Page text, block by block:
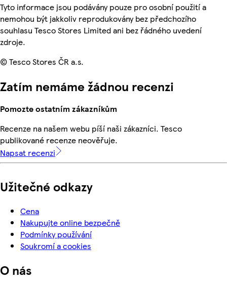
Tyto informace jsou podávány pouze pro osobní použití a
nemohou být jakkoliv reprodukovány bez předchozího
souhlasu Tesco Stores Limited ani bez řádného uvedení
zdroje.
© Tesco Stores ČR a.s.
Zatím nemáme žádnou recenzi
Pomozte ostatním zákazníkům
Recenze na našem webu píší naši zákazníci. Tesco
publikované recenze neověřuje.
Napsat recenzi
Užitečné odkazy
Cena
Nakupujte online bezpečně
Podmínky používání
Soukromí a cookies
O nás